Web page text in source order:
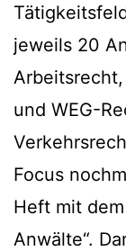
jeweils 20
und WEG-
Focus
Heft mit
Anwälte“.